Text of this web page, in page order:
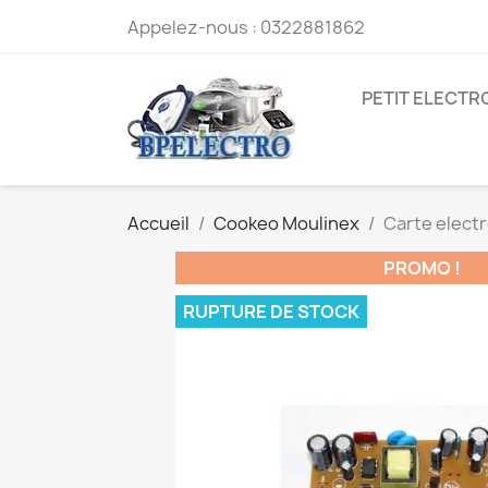
Appelez-nous : 0322881862
PETIT
Accueil Cookeo Moulinex
Carte
PROMO !
RUPTURE DE STOCK